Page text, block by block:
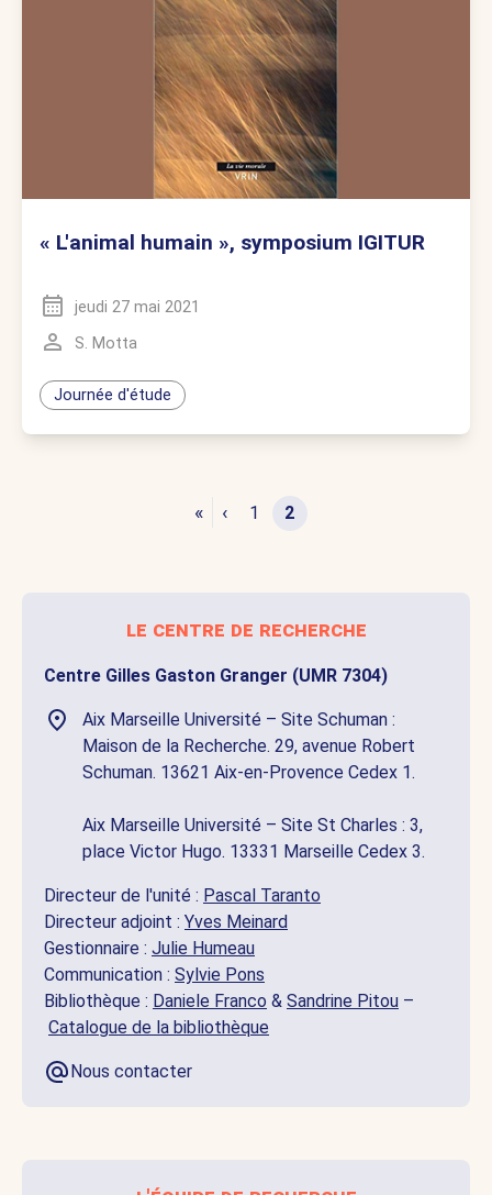
« L'animal humain », symposium IGITUR
jeudi 27 mai 2021
S. Motta
Journée d'étude
« ‹ 1 2
le centre de recherche
Centre Gilles Gaston Granger (UMR 7304)
Aix Marseille Université – Site Schuman :
Maison de la Recherche. 29, avenue Robert
Schuman. 13621 Aix-en-Provence Cedex 1.
Aix Marseille Université – Site St Charles : 3,
place Victor Hugo. 13331 Marseille Cedex 3.
Directeur de l'unité : Pascal Taranto
Directeur adjoint : Yves Meinard
Gestionnaire : Julie Humeau
Communication : Sylvie Pons
Bibliothèque : Daniele Franco & Sandrine Pitou –
Catalogue de la bibliothèque
Nous contacter